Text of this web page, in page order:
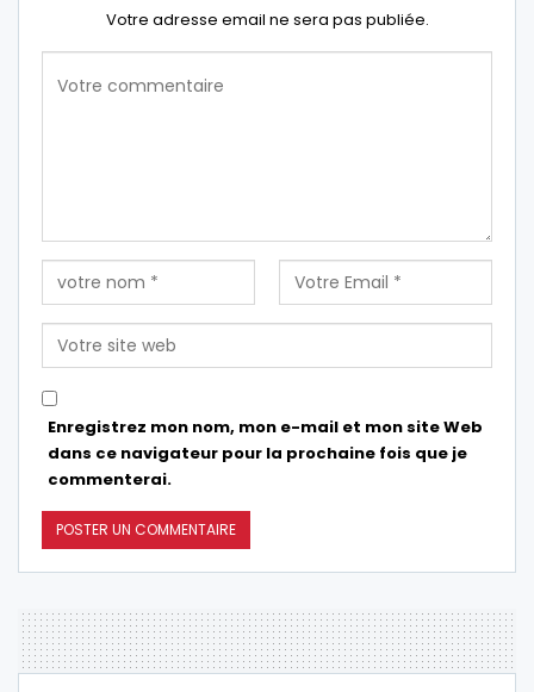
Votre adresse email ne sera pas publiée.
Enregistrez mon nom, mon e-mail et mon site Web
dans ce navigateur pour la prochaine fois que je
commenterai.